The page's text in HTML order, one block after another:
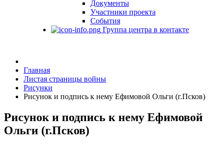
Документы
Участники проекта
События
Группа центра в контакте
Главная
Листая страницы войны
Рисунки
Рисунок и подпись к нему Ефимовой Ольги (г.Псков)
Рисунок и подпись к нему Ефимовой
Ольги (г.Псков)